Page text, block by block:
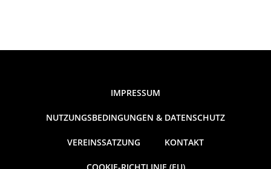
IMPRESSUM
NUTZUNGSBEDINGUNGEN & DATENSCHUTZ
VEREINSSATZUNG KONTAKT